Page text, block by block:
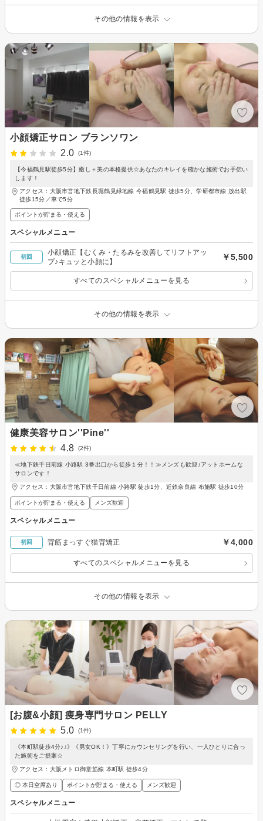
その他の情報を表示
小顔矯正サロン ブランソワン
2.0
(1件)
【今福鶴見駅徒歩5分】癒し＋美の本格提供☆あなたのキレイを確かな施術でお手伝い
します！
アクセス：大阪市営地下鉄長堀鶴見緑地線 今福鶴見駅 徒歩5分、学研都市線 放出駅
徒歩15分／車で5分
ポイントが貯まる・使える
スペシャルメニュー
初回
小顔矯正【むくみ・たるみを改善してリフトアッ
プ♪キュッと小顔に】
￥5,500
すべてのスペシャルメニューを見る
その他の情報を表示
健康美容サロン''Pine''
4.8
(2件)
≪地下鉄千日前線 小路駅 3番出口から徒歩１分！！≫メンズも歓迎♪アットホームな
サロンです！
アクセス：大阪市営地下鉄千日前線 小路駅 徒歩1分、近鉄奈良線 布施駅 徒歩10分
ポイントが貯まる・使える メンズ歓迎
スペシャルメニュー
初回 背筋まっすぐ猫背矯正 ￥4,000
すべてのスペシャルメニューを見る
その他の情報を表示
[お腹&小顔] 痩身専門サロン PELLY
5.0
(1件)
《本町駅徒歩4分♪♪》《男女OK！》丁寧にカウンセリングを行い、一人ひとりに合っ
た施術をご提案☆
アクセス：大阪メトロ御堂筋線 本町駅 徒歩4分
◎ 本日空席あり ポイントが貯まる・使える メンズ歓迎
スペシャルメニュー